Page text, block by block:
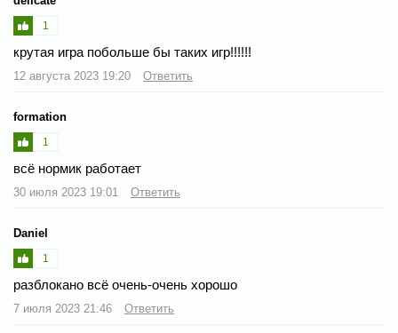
1
крутая игра побольше бы таких игр!!!!!!
12 августа 2023 19:20 Ответить
formation
1
всё нормик работает
30 июля 2023 19:01 Ответить
Daniel
1
разблокано всё очень-очень хорошо
7 июля 2023 21:46 Ответить